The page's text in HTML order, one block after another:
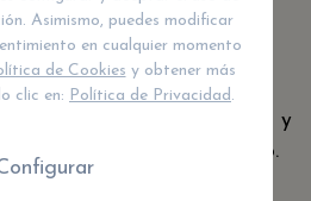
de los dedos en las mejillas y
mientras simula un bostezo.
Asimismo, puedes modificar
en cualquier momento
de Cookies y obtener más
clic en: Política de Privacidad.